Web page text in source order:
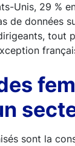
Unis, 29 %
de données
tout
sont la